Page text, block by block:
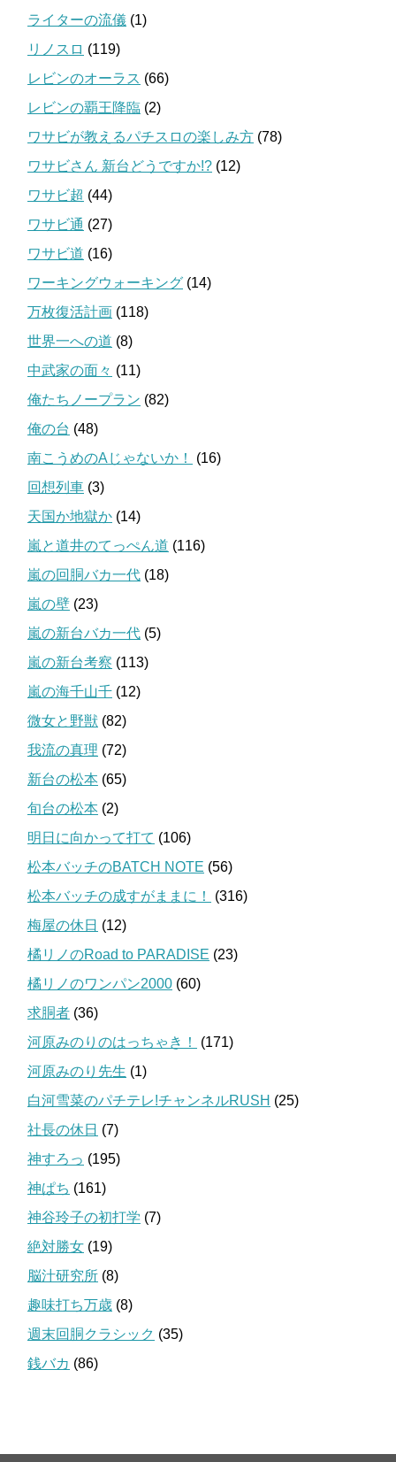
ライターの流儀 (1)
リノスロ (119)
レビンのオーラス (66)
レビンの覇王降臨 (2)
ワサビが教えるパチスロの楽しみ方 (78)
ワサビさん 新台どうですか!? (12)
ワサビ超 (44)
ワサビ通 (27)
ワサビ道 (16)
ワーキングウォーキング (14)
万枚復活計画 (118)
世界一への道 (8)
中武家の面々 (11)
俺たちノープラン (82)
俺の台 (48)
南こうめのAじゃないか！
(16)
回想列車 (3)
天国か地獄か (14)
嵐と道井のてっぺん道 (116)
嵐の回胴バカ一代 (18)
嵐の壁 (23)
嵐の新台バカ一代 (5)
嵐の新台考察 (113)
嵐の海千山千 (12)
微女と野獣 (82)
我流の真理 (72)
新台の松本 (65)
旬台の松本 (2)
明日に向かって打て (106)
松本バッチのBATCH NOTE (56)
松本バッチの成すがままに！
(316)
梅屋の休日 (12)
橘リノのRoad to PARADISE (23)
橘リノのワンパン2000 (60)
求胴者 (36)
河原みのりのはっちゃき！
(171)
河原みのり先生 (1)
白河雪菜のパチテレ!チャンネルRUSH (25)
社長の休日 (7)
神すろっ (195)
神ぱち (161)
神谷玲子の初打学 (7)
絶対勝女 (19)
脳汁研究所 (8)
趣味打ち万歳 (8)
週末回胴クラシック (35)
銭バカ (86)